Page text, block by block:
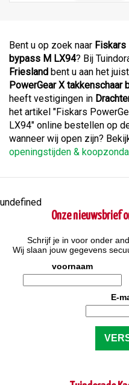
Bent u op zoek naar Fiskars
bypass M LX94? Bij
Friesland bent u aan het
PowerGear X takkenschaar
heeft vestigingen in
het artikel "Fiskars
LX94" online bestellen op
wanneer wij open zijn?
openingstijden &
undefined
Onze nieuwsbrief
Schrijf je in voor onder
Wij slaan jouw gegevens
voornaam
E-